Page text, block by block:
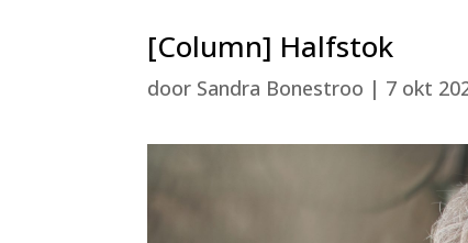
[Column] Halfstok
door Sandra Bonestroo | 7 okt